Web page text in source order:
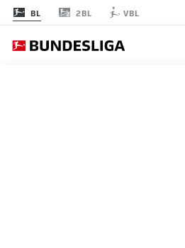
BL 2BL VBL